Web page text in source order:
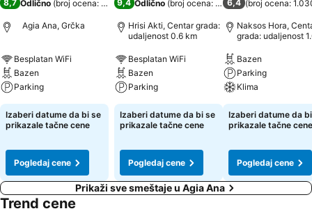
8,7 Odlično (broj ocena: 449)
Agia Ana, Grčka
Besplatan WiFi
Bazen
Parking
Izaberi datume da bi se
prikazale tačne cene
Pogledaj cene
9,4 Odlično (broj ocena: 634)
Hrisi Akti, Centar grada:
udaljenost 0.6 km
Besplatan WiFi
Bazen
Parking
Izaberi datume da bi se
prikazale tačne cene
Pogledaj cene
6,4 (broj ocena:
Naksos Hora,
grada: udaljenost
Bazen
Parking
Klima
Izaberi datume da
prikazale tačne cene
Pogledaj cene
Prikaži sve smeštaje u Agia Ana
Trend cene